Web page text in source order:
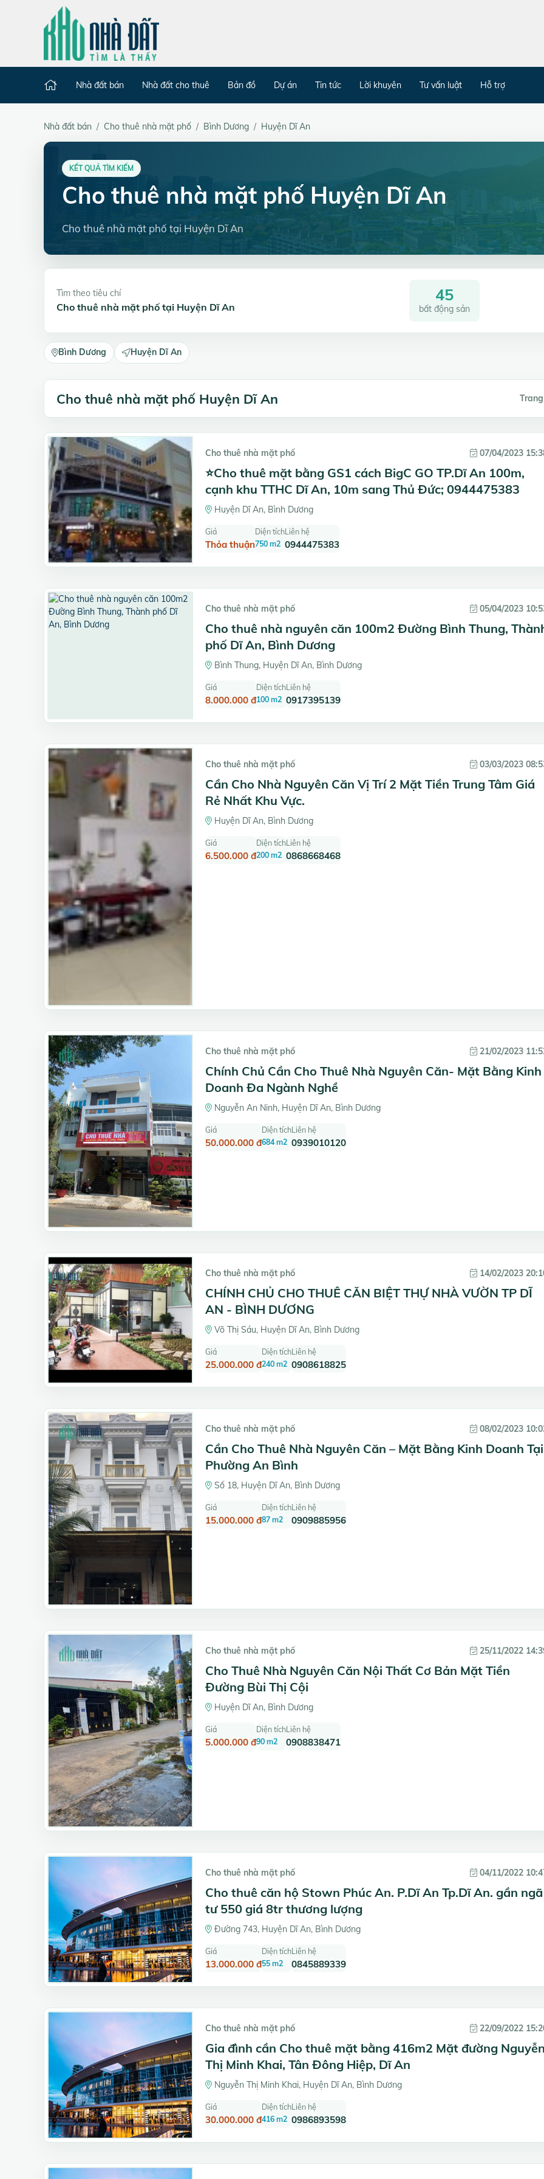
Nhà đất bán Nhà đất cho thuê Bản đồ Dự án Tin tức Lời khuyên Tư vấn luật Hỗ trợ
Nhà đất bán Cho thuê nhà mặt phố Bình Dương Huyện Dĩ An
KẾT QUẢ TÌM KIẾM
Cho thuê nhà mặt phố Huyện Dĩ An
Cho thuê nhà mặt phố tại Huyện Dĩ An
Tìm theo tiêu chí
Cho thuê nhà mặt phố tại Huyện Dĩ An
45
bất động sản
Bình Dương Huyện Dĩ An
Cho thuê nhà mặt phố Huyện Dĩ An
Cho thuê nhà mặt phố 07/04/2023
⭐Cho thuê mặt bằng GS1 cách BigC GO TP.Dĩ An 100m,
cạnh khu TTHC Dĩ An, 10m sang Thủ Đức; 0944475383
Huyện Dĩ An, Bình Dương
Giá
Thỏa thuận
Diện tích
750 m2
Liên hệ
0944475383
Cho thuê nhà mặt phố 05/04/2023
Cho thuê nhà nguyên căn 100m2 Đường Bình Thung,
phố Dĩ An, Bình Dương
Bình Thung, Huyện Dĩ An, Bình Dương
Giá
8.000.000 đ
Diện tích
100 m2
Liên hệ
0917395139
Cho thuê nhà mặt phố 03/03/2023
Cần Cho Nhà Nguyên Căn Vị Trí 2 Mặt Tiền Trung Tâm Giá
Rẻ Nhất Khu Vực.
Huyện Dĩ An, Bình Dương
Giá
6.500.000 đ
Diện tích
200 m2
Liên hệ
0868668468
Cho thuê nhà mặt phố 21/02/2023
Chính Chủ Cần Cho Thuê Nhà Nguyên Căn- Mặt Bằng Kinh
Doanh Đa Ngành Nghề
Nguyễn An Ninh, Huyện Dĩ An, Bình Dương
Giá
50.000.000 đ
Diện tích
684 m2
Liên hệ
0939010120
Cho thuê nhà mặt phố 14/02/2023
CHÍNH CHỦ CHO THUÊ CĂN BIỆT THỰ NHÀ VƯỜN TP DĨ
AN - BÌNH DƯƠNG
Võ Thị Sáu, Huyện Dĩ An, Bình Dương
Giá
25.000.000 đ
Diện tích
240 m2
Liên hệ
0908618825
Cho thuê nhà mặt phố 08/02/2023
Cần Cho Thuê Nhà Nguyên Căn – Mặt Bằng Kinh Doanh Tại
Phường An Bình
Số 18, Huyện Dĩ An, Bình Dương
Giá
15.000.000 đ
Diện tích
87 m2
Liên hệ
0909885956
Cho thuê nhà mặt phố 25/11/2022
Cho Thuê Nhà Nguyên Căn Nội Thất Cơ Bản Mặt Tiền
Đường Bùi Thị Cội
Huyện Dĩ An, Bình Dương
Giá
5.000.000 đ
Diện tích
90 m2
Liên hệ
0908838471
Cho thuê nhà mặt phố 04/11/2022
Cho thuê căn hộ Stown Phúc An. P.Dĩ An Tp.Dĩ An. gần ngã
tư 550 giá 8tr thương lượng
Đường 743, Huyện Dĩ An, Bình Dương
Giá
13.000.000 đ
Diện tích
55 m2
Liên hệ
0845889339
Cho thuê nhà mặt phố 22/09/2022
Gia đình cần Cho thuê mặt bằng 416m2 Mặt đường
Thị Minh Khai, Tân Đông Hiệp, Dĩ An
Nguyễn Thị Minh Khai, Huyện Dĩ An, Bình Dương
Giá
30.000.000 đ
Diện tích
416 m2
Liên hệ
0986893598